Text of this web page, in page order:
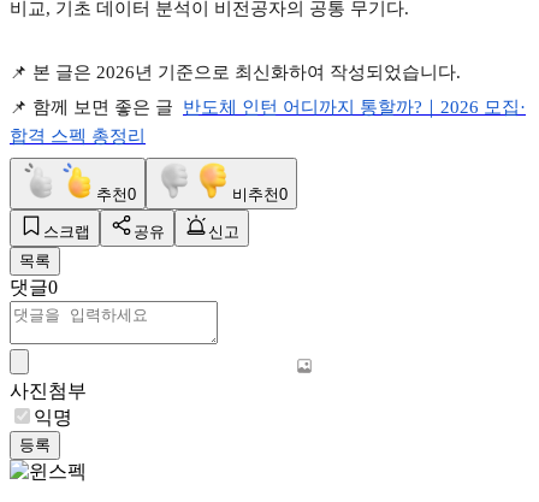
비교, 기초 데이터 분석이 비전공자의 공통 무기다.
📌 본 글은 2026년 기준으로 최신화하여 작성되었습니다.
📌 함께 보면 좋은 글 반도체 인턴 어디까지 통할까? ｜2026 모집·
합격 스펙 총정리
추천0 비추천0
스크랩 공유
신고
목록
댓글0
사진첨부
익명
등록